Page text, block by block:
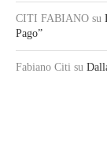
CITI FABIANO su
Pago”
Fabiano Citi su